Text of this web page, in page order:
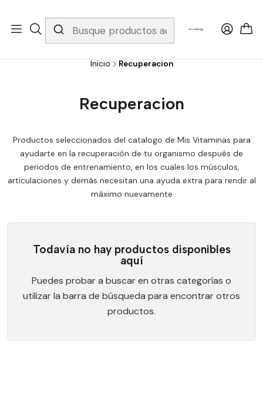
Whatsapp 3229079958/ Fijo 6019251796 / Envios a todo el país y
gratis apartir de 199.000!
Inicio Recuperacion
Recuperacion
Productos seleccionados del catalogo de Mis Vitaminas para
ayudarte en la recuperación de tu organismo después de
periodos de entrenamiento, en los cuales los músculos,
articulaciones y demás necesitan una ayuda extra para rendir al
máximo nuevamente
Todavía no hay productos disponibles
aquí
Puedes probar a buscar en otras categorías o
utilizar la barra de búsqueda para encontrar otros
productos.